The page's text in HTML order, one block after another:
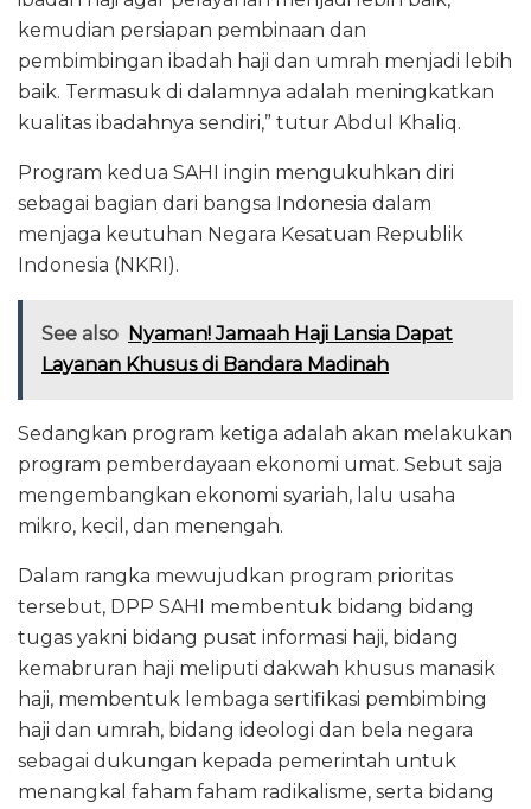
kemudian persiapan pembinaan dan
pembimbingan ibadah haji dan umrah menjadi lebih
baik. Termasuk di dalamnya adalah meningkatkan
kualitas ibadahnya sendiri,” tutur Abdul Khaliq.
Program kedua SAHI ingin mengukuhkan diri
sebagai bagian dari bangsa Indonesia dalam
menjaga keutuhan Negara Kesatuan Republik
Indonesia (NKRI).
See also Nyaman! Jamaah Haji Lansia Dapat
Layanan Khusus di Bandara Madinah
Sedangkan program ketiga adalah akan melakukan
program pemberdayaan ekonomi umat. Sebut saja
mengembangkan ekonomi syariah, lalu usaha
mikro, kecil, dan menengah.
Dalam rangka mewujudkan program prioritas
tersebut, DPP SAHI membentuk bidang bidang
tugas yakni bidang pusat informasi haji, bidang
kemabruran haji meliputi dakwah khusus manasik
haji, membentuk lembaga sertifikasi pembimbing
haji dan umrah, bidang ideologi dan bela negara
sebagai dukungan kepada pemerintah untuk
menangkal faham faham radikalisme, serta bidang